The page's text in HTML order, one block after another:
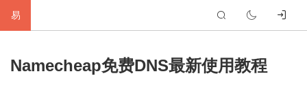
易
Namecheap免费DNS最新使用教程